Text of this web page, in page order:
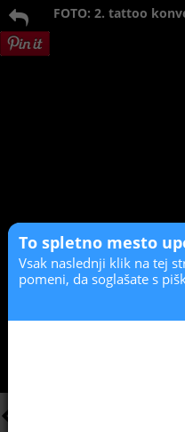
FOTO: 2. tattoo
To spletno mesto
Vsak naslednji klik na tej
pomeni, da soglašate s